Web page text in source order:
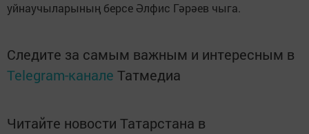
уйнаучыларының берсе Әлфис Гәрәев чыга.
Следите за самым важным и интересным в
Telegram-канале Татмедиа
Читайте новости Татарстана в